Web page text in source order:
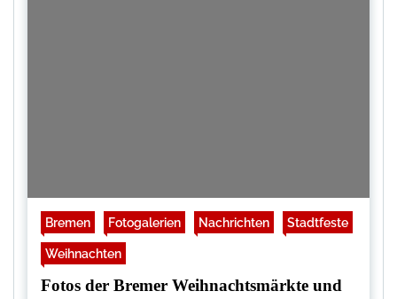
Bremen Fotogalerien Nachrichten Stadtfeste
Weihnachten
Fotos der Bremer Weihnachtsmärkte und